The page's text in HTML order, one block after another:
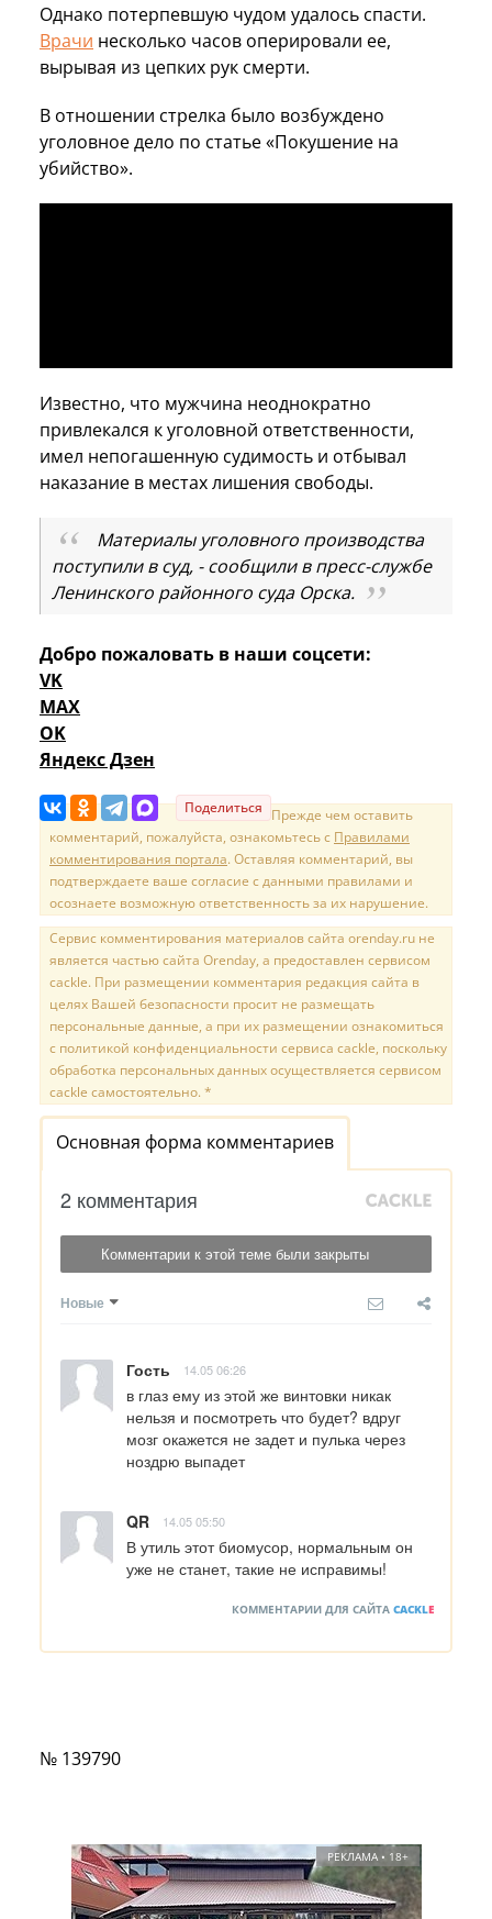
Однако потерпевшую чудом удалось спасти.
Врачи несколько часов оперировали ее,
вырывая из цепких рук смерти.
В отношении стрелка было возбуждено
уголовное дело по статье «Покушение на
убийство».
Известно, что мужчина неоднократно
привлекался к уголовной ответственности,
имел непогашенную судимость и отбывал
наказание в местах лишения свободы.
Материалы уголовного производства
поступили в суд, - сообщили в пресс-службе
Ленинского районного суда Орска.
Добро пожаловать в наши соцсети:
VK
MAX
OK
Яндекс Дзен
Поделиться Прежде чем оставить
комментарий, пожалуйста, ознакомьтесь с Правилами
комментирования портала. Оставляя комментарий, вы
подтверждаете ваше согласие с данными правилами и
осознаете возможную ответственность за их нарушение.
Сервис комментирования материалов сайта orenday.ru не
является частью сайта Orenday, а предоставлен сервисом
cackle. При размещении комментария редакция сайта в
целях Вашей безопасности просит не размещать
персональные данные, а при их размещении ознакомиться
с политикой конфиденциальности сервиса cackle, поскольку
обработка персональных данных осуществляется сервисом
cackle самостоятельно. *
Основная форма комментариев
2 комментария
Комментарии к этой теме были закрыты
Новые
Гость 14.05 06:26
в глаз ему из этой же винтовки никак
нельзя и посмотреть что будет? вдруг
мозг окажется не задет и пулька через
ноздрю выпадет
QR 14.05 05:50
В утиль этот биомусор, нормальным он
уже не станет, такие не исправимы!
КОММЕНТАРИИ ДЛЯ САЙТА CACKLE
№ 139790
РЕКЛАМА • 18+